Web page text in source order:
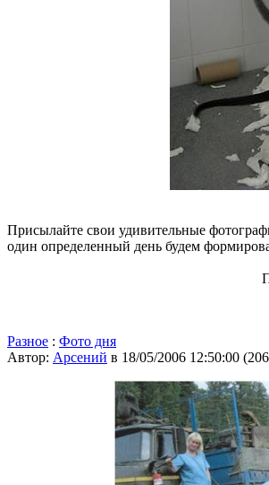
Присылайте свои удивительные
один определенный день будем
Разное : Фото дня
Автор: Арсений в 18/05/2006 12:50:00 (